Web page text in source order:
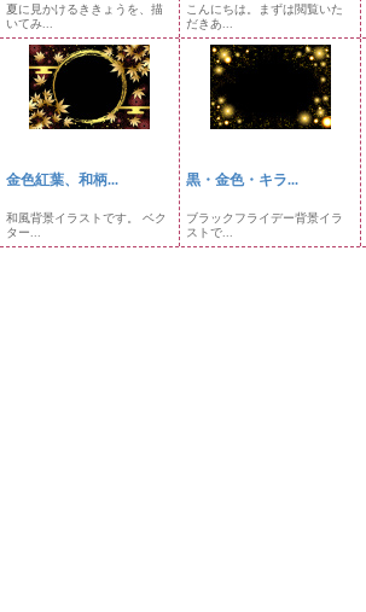
夏に見かけるききょうを、描
いてみ...
こんにちは。まずは閲覧いた
だきあ...
金色紅葉、和柄...
和風背景イラストです。 ベク
ター...
黒・金色・キラ...
ブラックフライデー背景イラ
ストで...